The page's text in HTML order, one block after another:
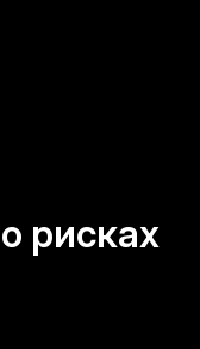
рисках